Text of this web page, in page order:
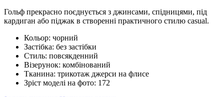
Гольф прекрасно поєднується з джинсами, спідницями, під
кардиган або піджак в створенні практичного стилю casual.
Кольор: чорний
Застібка: без застібки
Стиль: повсякденний
Візерунок: комбінований
Тканина: трикотаж джерси на флисе
Зріст моделі на фото: 172